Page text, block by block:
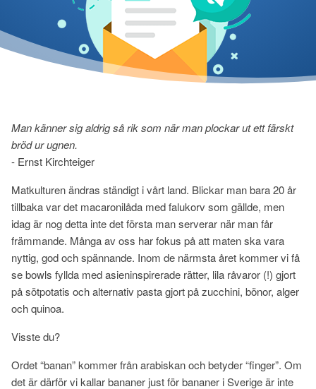
Man känner sig aldrig så rik som när man plockar ut ett färskt
bröd ur ugnen.
- Ernst Kirchteiger
Matkulturen ändras ständigt i vårt land. Blickar man bara 20 år
tillbaka var det macaronilåda med falukorv som gällde, men
idag är nog detta inte det första man serverar när man får
främmande. Många av oss har fokus på att maten ska vara
nyttig, god och spännande. Inom de närmsta året kommer vi få
se bowls fyllda med asieninspirerade rätter, lila råvaror (!) gjort
på sötpotatis och alternativ pasta gjort på zucchini, bönor, alger
och quinoa.
Visste du?
Ordet “banan” kommer från arabiskan och betyder “finger”. Om
det är därför vi kallar bananer just för bananer i Sverige är inte